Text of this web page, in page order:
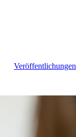
Veröffentlichungen